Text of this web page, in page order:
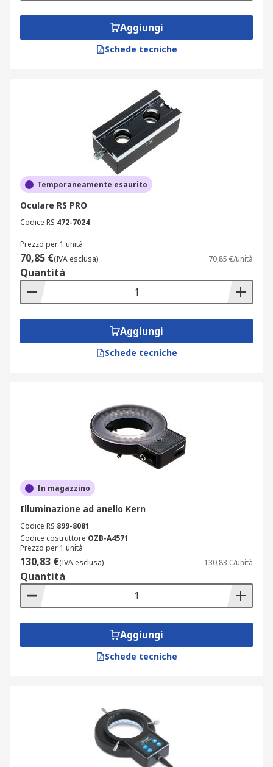
Aggiungi
Schede tecniche
Temporaneamente esaurito
Oculare RS PRO
Codice RS 472-7024
Prezzo per 1 unità
70,85 €(IVA esclusa) 70,85 €/unità
Quantità
Aggiungi
Schede tecniche
In magazzino
Illuminazione ad anello Kern
Codice RS 899-8081
Codice costruttore OZB-A4571
Prezzo per 1 unità
130,83 €(IVA esclusa) 130,83 €/unità
Quantità
Aggiungi
Schede tecniche